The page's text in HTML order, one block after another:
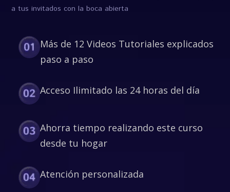
a tus invitados con la boca abierta
Más de 12 Videos Tutoriales explicados
paso a paso
Acceso Ilimitado las 24 horas del día
Ahorra tiempo realizando este curso
desde tu hogar
Atención personalizada